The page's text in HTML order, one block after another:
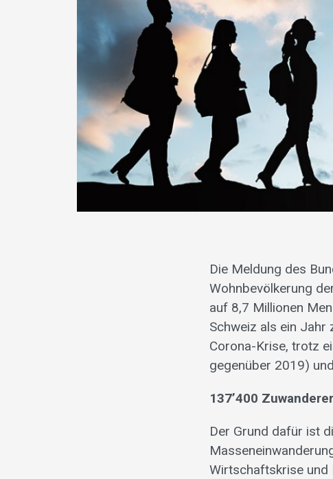
Die Meldung des
Wohnbevölkerung
auf 8,7 Millionen
Schweiz als ein Jahr
Corona-Krise, trotz
gegenüber 2019)
137’400
Der Grund dafür ist
Wirtschaftskrise und